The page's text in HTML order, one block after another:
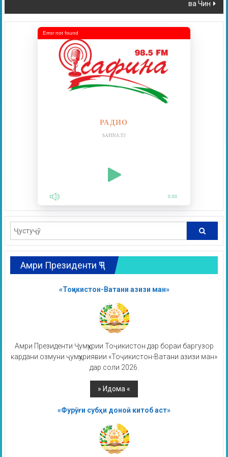
ва Чин
РАДИО
SAFINA.TJ
0:00
Error not found
Амри Президенти ҶТ
«Тоҷикистон-Ватани азизи ман»
Амри Президенти Ҷумҳурии Тоҷикистон дар бораи баргузор
кардани озмуни ҷумҳуриявии «Тоҷикистон-Ватани азизи ман»
дар соли 2026.
«Фурӯғи субҳи доноӣ китоб аст»